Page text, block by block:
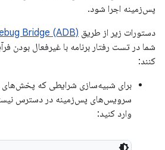
پس‌زمینه اجرا شود.
دستورات زیر از طریق Bridge (ADB)
شما در تست رفتار برنامه با غیرفعال بودن
کنند:
برای شبیه‌سازی شرایطی که
سرویس‌های پس‌زمینه در دسترس
وارد کنید: